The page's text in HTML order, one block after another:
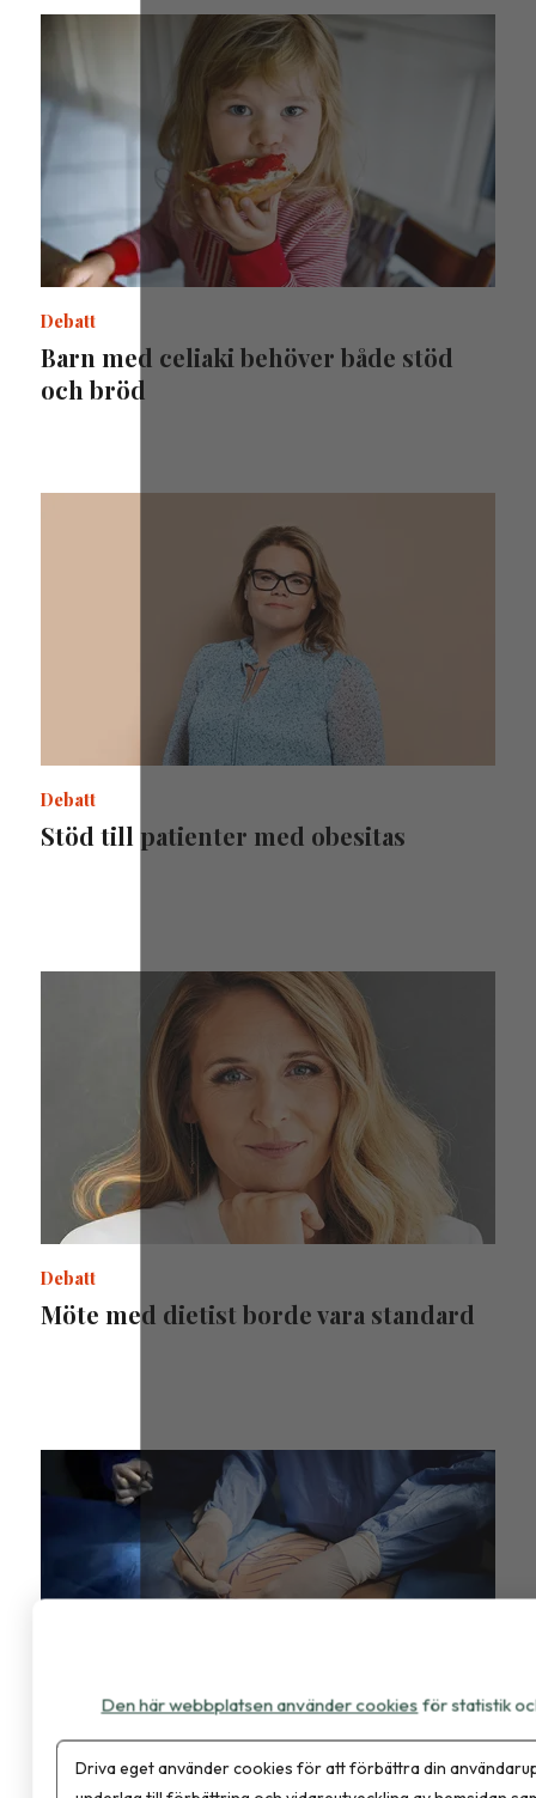
Debatt
Barn med celiaki behöver både stöd
och bröd
Debatt
Stöd till patienter med obesitas
Debatt
Möte med dietist borde vara standard
Debatt
Den här webbplatsen använder cookies för statistik
Driva eget använder cookies för att förbättra din